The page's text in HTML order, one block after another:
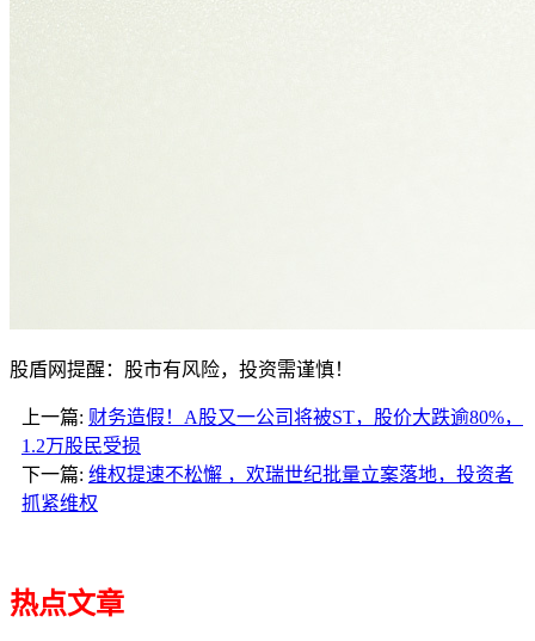
股盾网提醒：股市有风险，投资需谨慎！
上一篇: 财务造假！A股又一公司将被ST，股价大跌逾80%，
1.2万股民受损
下一篇: 维权提速不松懈 ，欢瑞世纪批量立案落地，投资者
抓紧维权
热点文章